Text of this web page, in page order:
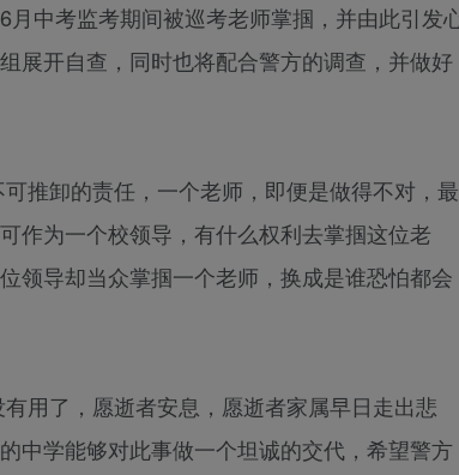
中考监考期间被巡考老师掌掴，并由此引发
展开自查，同时也将配合警方的调查，并做好
卸的责任，一个老师，即便是做得不对，最
作为一个校领导，有什么权利去掌掴这位老
领导却当众掌掴一个老师，换成是谁恐怕都会
了，愿逝者安息，愿逝者家属早日走出悲
中学能够对此事做一个坦诚的交代，希望警方